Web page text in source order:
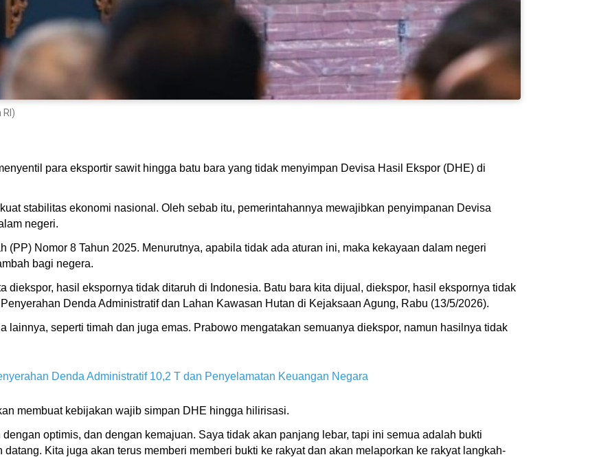
para eksportir sawit hingga batu bara yang tidak menyimpan Devisa Hasil Ekspor (DHE) di
stabilitas ekonomi nasional. Oleh sebab itu, pemerintahannya mewajibkan penyimpanan Devisa
negeri.
(PP) Nomor 8 Tahun 2025. Menurutnya, apabila tidak ada aturan ini, maka kekayaan dalam negeri
bagi negera.
diekspor, hasil ekspornya tidak ditaruh di Indonesia. Batu bara kita dijual, diekspor, hasil ekspornya tidak
Denda Administratif dan Lahan Kawasan Hutan di Kejaksaan Agung, Rabu (13/5/2026).
lainnya, seperti timah dan juga emas. Prabowo mengatakan semuanya diekspor, namun hasilnya tidak
Denda Administratif 10,2 T dan Penyelamatan Keuangan Negara
membuat kebijakan wajib simpan DHE hingga hilirisasi.
optimis, dan dengan kemajuan. Saya tidak akan panjang lebar, tapi ini semua adalah bukti
Kita juga akan terus memberi memberi bukti ke rakyat dan akan melaporkan ke rakyat langkah-